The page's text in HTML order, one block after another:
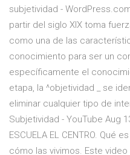
subjetividad -
partir del siglo XIX toma
como una de las
conocimiento para ser un
específicamente el
etapa, la ^objetividad _ se
eliminar cualquier tipo de
Subjetividad - YouTube Aug
ESCUELA EL CENTRO. Qué
cómo las vivimos. Este